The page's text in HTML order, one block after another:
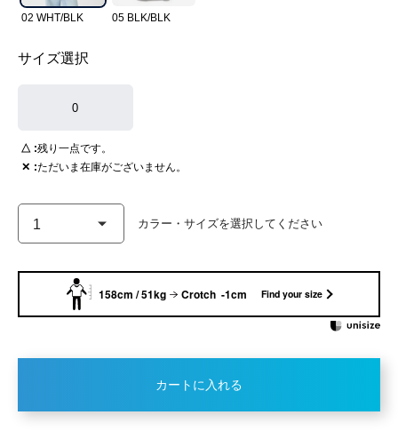
02 WHT/BLK 05 BLK/BLK
サイズ選択
0
△ 残り一点です。
✕
ただいま在庫がございません。
158cm / 51kg Crotch -1cm Find your size
カートに入れる